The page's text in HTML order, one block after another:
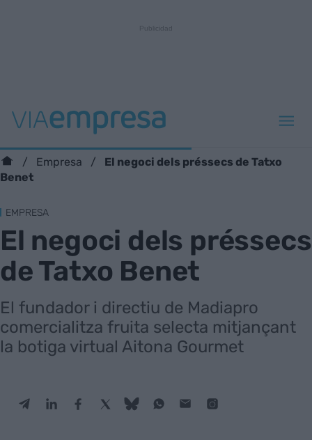
Empresa
El negoci dels préssecs de Tatxo
Benet
EMPRESA
El negoci dels préssecs
de Tatxo Benet
El fundador i directiu de Madiapro
comercialitza fruita selecta mitjançant
la botiga virtual Aitona Gourmet